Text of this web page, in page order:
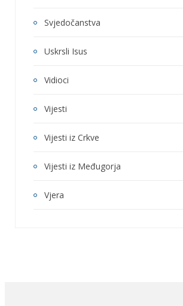
Svjedočanstva
Uskrsli Isus
Vidioci
Vijesti
Vijesti iz Crkve
Vijesti iz Međugorja
Vjera